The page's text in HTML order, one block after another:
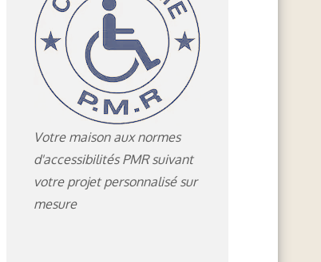
Votre maison aux normes
d'accessibilités PMR suivant
votre projet personnalisé sur
mesure